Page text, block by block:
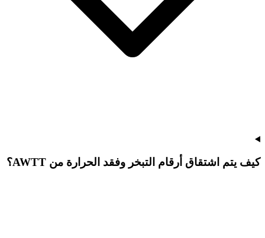
كيف يتم اشتقاق أرقام التبخر وفقد الحرارة من AWTT؟